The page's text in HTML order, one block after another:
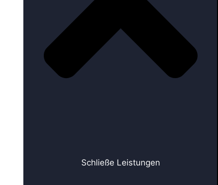
Schließe Leistungen